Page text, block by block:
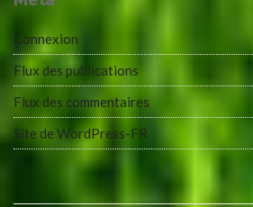
Connexion
Flux des publications
Flux des commentaires
Site de WordPress-FR